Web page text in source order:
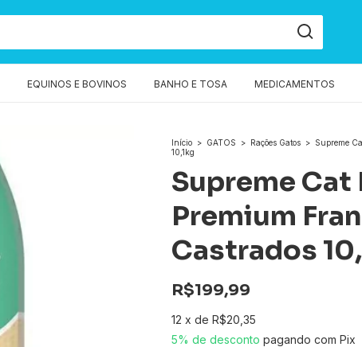
EQUINOS E BOVINOS BANHO E TOSA MEDICAMENTOS
Início > GATOS > Rações Gatos > Supreme
10,1kg
Supreme Cat
Premium
Castrados
R$199,99
12 x de R$20,35
5% de desconto pagando com Pix